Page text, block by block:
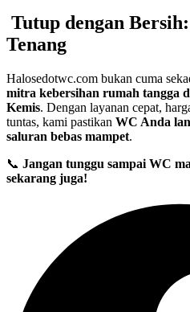
Tutup dengan
Tenang
Halosedotwc.com bukan cuma
mitra kebersihan rumah tangga
Kemis. Dengan layanan cepat,
tuntas, kami pastikan WC Anda
saluran bebas mampet.
📞 Jangan tunggu sampai WC
sekarang juga!